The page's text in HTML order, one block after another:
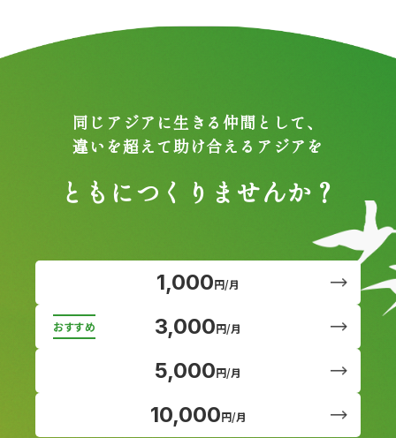
同じアジアに生きる仲間として、
違いを超えて助け合えるアジアを
ともにつくりませんか？
1,000円/月
3,000円/月
5,000円/月
10,000円/月